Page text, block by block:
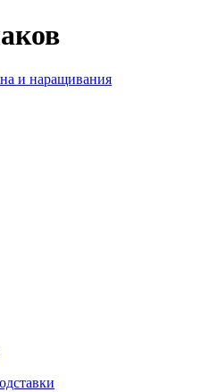
и наращивания